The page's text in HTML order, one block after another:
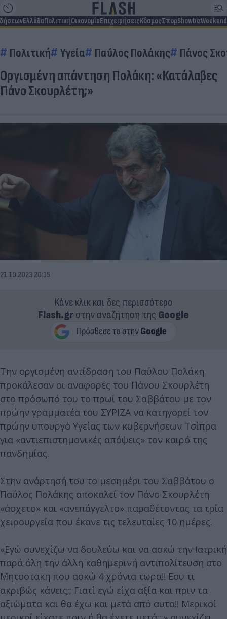
ΕλλάδαΠολιτικήΟικονομίαΕπιχειρήσειςΚόσμοςΣπορShowbizWeekend
Πολιτική Υγεία Παύλος Πολάκης Πάνος
Οργισμένη απάντηση Πολάκη: «Κατάλαβες
Πάνο Σκουρλέτη;»
21.10.2023 20:15
Κάνε κλικ και δες περισσότερο
Flash.grστην αναζήτηση της Google
Την οργισμένη αντίδραση του Παύλου Πολάκη
προκάλεσαν οι αναφορές του Πάνου Σκουρλέτη
στο πρόσωπό του το πρωί του Σαββάτου με τον
πρώην γραμματέα του ΣΥΡΙΖΑ να κατηγορεί τον
πρώην υπουργό Υγείας των κυβερνήσεων Τσίπρα
για «αντιεπιστημονικές απόψεις» τον καιρό της
πανδημίας.
Στην ανάρτησή του το μεσημέρι του Σαββάτου ο
Παύλος Πολάκης αποκαλεί τον Πάνο Σκουρλέτη
«άσχετο» και «ανεπάγγελτο» παραθέτοντας τα τρία
χειρουργεία που έκανε τις τελευταίες 10 ημέρες.
«Εγώ συνεχίζω να δουλεύω και να ασκώ την Ιατρική
παρά όλη την άλλη καθημερινή αντιπολίτευση στο
Μητσοτακη που ασκώ 4 χρόνια τωρα!! Εσυ τι
ακριβώς κάνεις;; Γιατί εγώ είχα αξία και πριν τα
αξιώματα και θα έχω και μετά από αυτα!! Μερικοί